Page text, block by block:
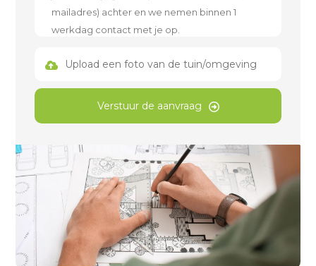
Upload een foto van de tuin/omgeving
Verstuur de aanvraag